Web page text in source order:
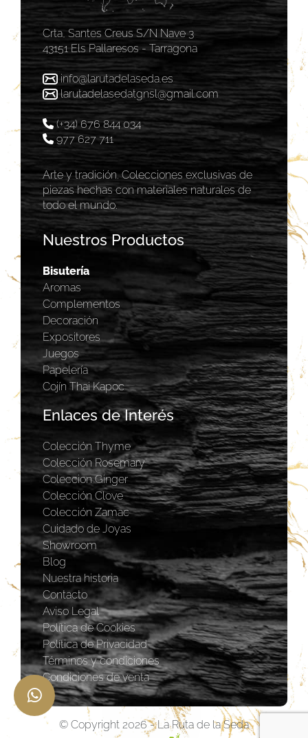
Crta, Santes Creus S/N Nave 3
43151 Els Pallaresos - Tarragona
info@larutadelaseda.es
larutadelasedatgnsl@gmail.com
(+34) 676 844 034
977 627 711
Arte y tradición. Colecciones exclusivas de
piezas hechas con materiales naturales de
todo el mundo.
Nuestros Productos
Bisutería
Aromas
Complementos
Decoración
Expositores
Juegos
Papelería
Cojín Thai Kapoc
Enlaces de Interés
Colección Thyme
Colección Rosemary
Coleccion Ginger
Colección Clove
Colección Zamac
Cuidado de Joyas
Showroom
Blog
Nuestra historia
Contacto
Aviso Legal
Política de Cookies
Política de Privacidad
Términos y condiciones
Condiciones de venta
© Copyright 2026 - La Ruta de la Seda